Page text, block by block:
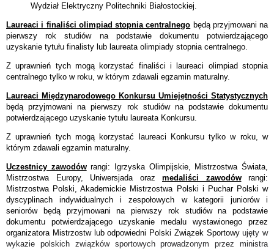
Wydział Elektryczny Politechniki Białostockiej.
Laureaci i finaliści olimpiad stopnia centralnego będą przyjmowani na
pierwszy rok studiów na podstawie dokumentu potwierdzającego
uzyskanie tytułu finalisty lub laureata olimpiady stopnia centralnego.
Z uprawnień tych mogą korzystać finaliści i laureaci olimpiad stopnia
centralnego tylko w roku, w którym zdawali egzamin maturalny.
Laureaci Międzynarodowego Konkursu Umiejętności Statystycznych
będą przyjmowani na pierwszy rok studiów na podstawie dokumentu
potwierdzającego uzyskanie tytułu laureata Konkursu.
Z uprawnień tych mogą korzystać laureaci Konkursu tylko w roku, w
którym zdawali egzamin maturalny.
Uczestnicy zawodówrangi: Igrzyska Olimpijskie, Mistrzostwa Świata,
Mistrzostwa Europy, Uniwersjada oraz medaliści zawodówrangi:
Mistrzostwa Polski, Akademickie Mistrzostwa Polski i Puchar Polski w
dyscyplinach indywidualnych i zespołowych w kategorii juniorów i
seniorów będą przyjmowani na pierwszy rok studiów na podstawie
dokumentu potwierdzającego uzyskanie medalu wystawionego przez
organizatora Mistrzostw lub odpowiedni Polski Związek Sportowyujęty w
wykazie polskich związków sportowych prowadzonym przez ministra